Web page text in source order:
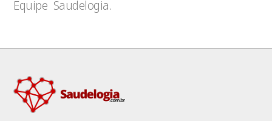
Equipe Saudelogia.